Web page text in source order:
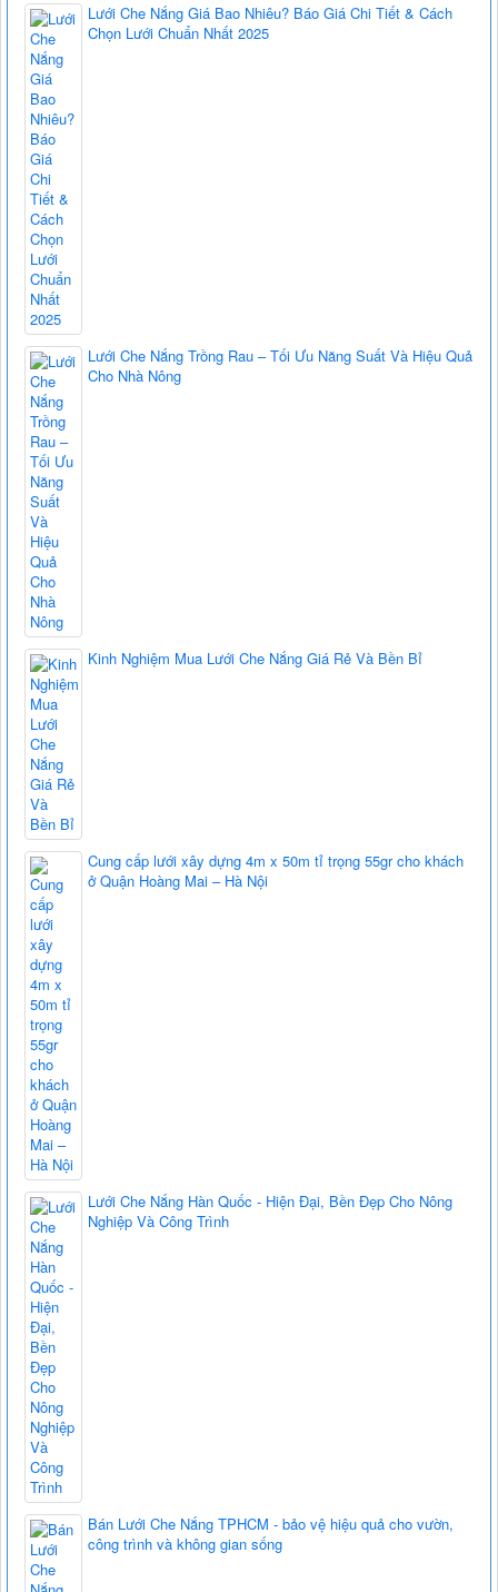
Lưới Che Nắng Giá Bao Nhiêu? Báo Giá Chi Tiết & Cách
Chọn Lưới Chuẩn Nhất 2025
Lưới Che Nắng Trồng Rau – Tối Ưu Năng Suất Và Hiệu Quả
Cho Nhà Nông
Kinh Nghiệm Mua Lưới Che Nắng Giá Rẻ Và Bền Bỉ
Cung cấp lưới xây dựng 4m x 50m tỉ trọng 55gr cho khách
ở Quận Hoàng Mai – Hà Nội
Lưới Che Nắng Hàn Quốc - Hiện Đại, Bền Đẹp Cho Nông
Nghiệp Và Công Trình
Bán Lưới Che Nắng TPHCM - bảo vệ hiệu quả cho vườn,
công trình và không gian sống